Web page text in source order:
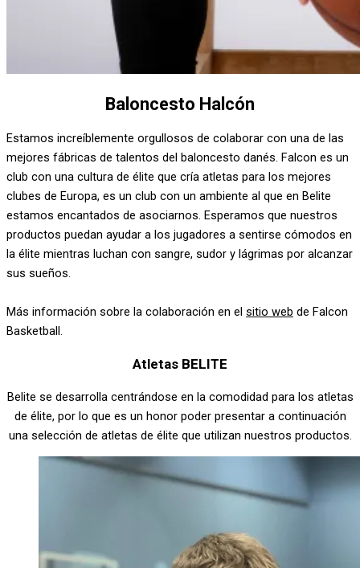
Baloncesto Halcón
Estamos increíblemente orgullosos de colaborar con una de las
mejores fábricas de talentos del baloncesto danés. Falcon es un
club con una cultura de élite que cría atletas para los mejores
clubes de Europa, es un club con un ambiente al que en Belite
estamos encantados de asociarnos. Esperamos que nuestros
productos puedan ayudar a los jugadores a sentirse cómodos en
la élite mientras luchan con sangre, sudor y lágrimas por alcanzar
sus sueños.
Más información sobre la colaboración en el sitio web de Falcon
Basketball.
Atletas BELITE
Belite se desarrolla centrándose en la comodidad para los atletas
de élite, por lo que es un honor poder presentar a continuación
una selección de atletas de élite que utilizan nuestros productos.